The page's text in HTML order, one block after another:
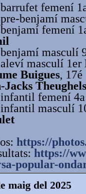
femení
benjamí
femení
masculí
masculí 1er
Buigues, 17é
Jacks Theughels
femení
masculí
https://
https://
popular-
maig del 2025